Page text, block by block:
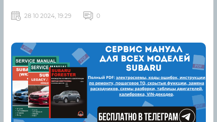
28 10 2024, 19:29 0